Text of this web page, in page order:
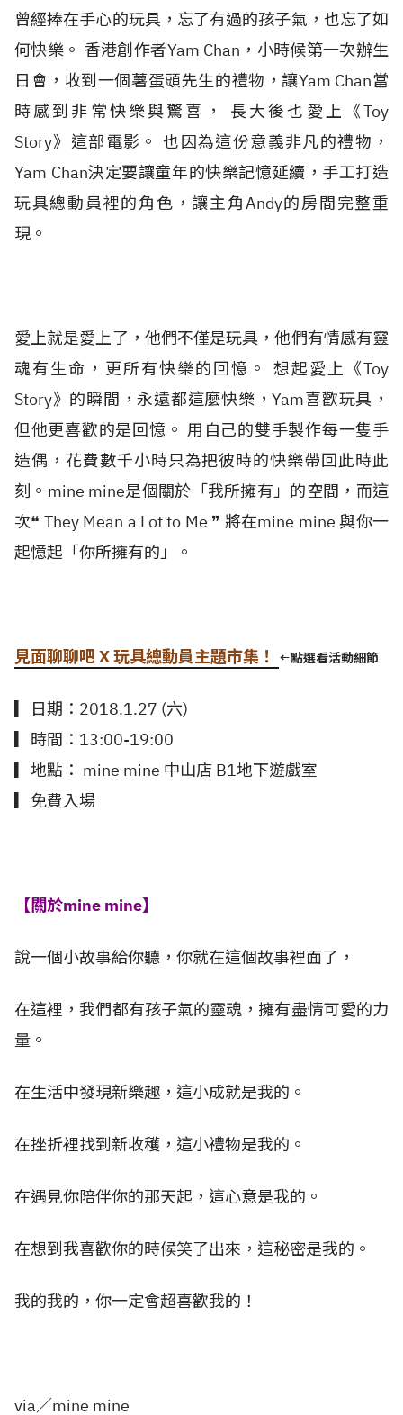
曾經捧在手心的玩具，忘了有過的孩子氣，也忘了如
何快樂。 香港創作者Yam Chan，小時候第一次辦生
日會，收到一個薯蛋頭先生的禮物，讓Yam Chan當
時感到非常快樂與驚喜， 長大後也愛上《Toy
Story》這部電影。 也因為這份意義非凡的禮物，
Yam Chan決定要讓童年的快樂記憶延續，手工打造
玩具總動員裡的角色，讓主角Andy的房間完整重
現。
愛上就是愛上了，他們不僅是玩具，他們有情感有靈
魂有生命，更所有快樂的回憶。 想起愛上《Toy
Story》的瞬間，永遠都這麼快樂，Yam喜歡玩具，
但他更喜歡的是回憶。 用自己的雙手製作每一隻手
造偶，花費數千小時只為把彼時的快樂帶回此時此
刻。mine mine是個關於「我所擁有」的空間，而這
次❝ They Mean a Lot to Me ❞ 將在mine mine 與你一
起憶起「你所擁有的」。
見面聊聊吧 X 玩具總動員主題市集！ ←點選看活動細節
▎日期：2018.1.27 (六)
▎時間：13:00-19:00
▎地點： mine mine 中山店 B1地下遊戲室
▎免費入場
【關於mine mine】
說一個小故事給你聽，你就在這個故事裡面了，
在這裡，我們都有孩子氣的靈魂，擁有盡情可愛的力
量。
在生活中發現新樂趣，這小成就是我的。
在挫折裡找到新收穫，這小禮物是我的。
在遇見你陪伴你的那天起，這心意是我的。
在想到我喜歡你的時候笑了出來，這秘密是我的。
我的我的，你一定會超喜歡我的！
via／mine mine